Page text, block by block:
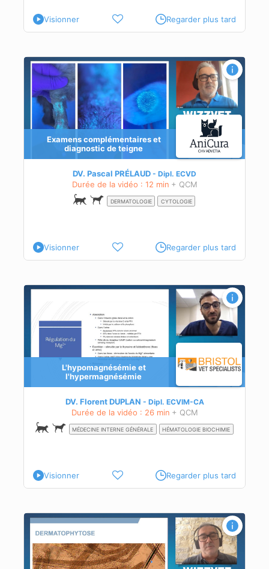
Visionner Regarder plus tard
Examens complémentaires et
diagnostic de teigne
DV. Pascal PRÉLAUD Dipl. ECVD
Durée de la vidéo : 12 min + QCM
DERMATOLOGIE CYTOLOGIE
Visionner Regarder plus tard
L'hypomagnésémie et
l'hypermagnésémie
DV. Florent DUPLAN Dipl. ECVIM-CA
Durée de la vidéo : 26 min + QCM
MÉDECINE INTERNE GÉNÉRALE HÉMATOLOGIE BIOCHIMIE
Visionner Regarder plus tard